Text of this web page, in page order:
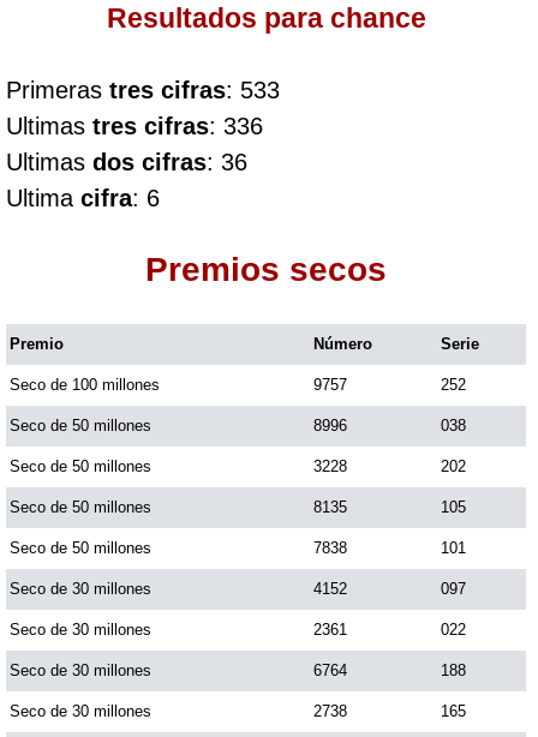
Chontico Noche
Culona día
Culona noche
Dorado Tarde
Dorado Noche
Fantástica Día
Fantástica Noche
Motilon Tarde
Motilon Noche
Resultados para chance
Primeras tres cifras: 533
Ultimas tres cifras: 336
Ultimas dos cifras: 36
Ultima cifra: 6
Premios secos
Premio Número Serie
Seco de 100 millones 9757 252
Seco de 50 millones 8996 038
Seco de 50 millones 3228 202
Seco de 50 millones 8135 105
Seco de 50 millones 7838 101
Seco de 30 millones 4152 097
Seco de 30 millones 2361 022
Seco de 30 millones 6764 188
Seco de 30 millones 2738 165